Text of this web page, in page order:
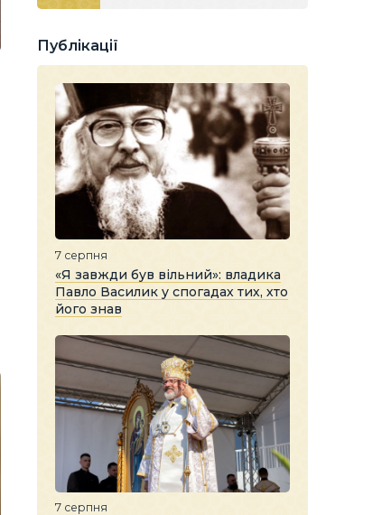
Публікації
7 серпня
«Я завжди був вільний»: владика
Павло Василик у спогадах тих, хто
його знав
7 серпня